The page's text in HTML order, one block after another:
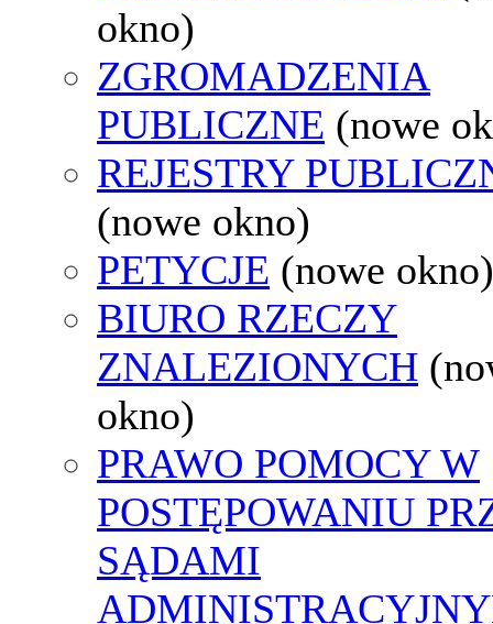
okno)
ZGROMADZENIA
PUBLICZNE (nowe
REJESTRY
(nowe okno)
PETYCJE (nowe okno)
BIURO RZECZY
ZNALEZIONYCH
okno)
PRAWO POMOCY W
POSTĘPOWANIU
SĄDAMI